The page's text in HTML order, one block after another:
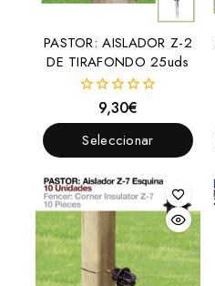
PASTOR: AISLADOR Z-2
DE TIRAFONDO 25uds
fuera
de
5
9,30€
Seleccionar